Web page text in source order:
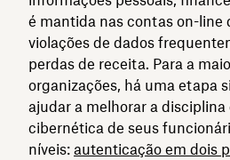
é mantida nas contas on-line
violações de dados
perdas de receita. Para a
organizações, há uma etapa
ajudar a melhorar a disciplina
cibernética de seus
níveis: autenticação em dois